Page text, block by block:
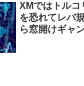
XMではトルコ
を恐れてレバ
ら窓開けギャ